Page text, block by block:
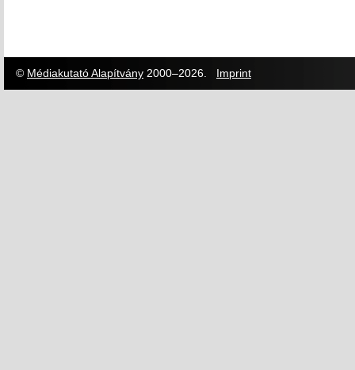
© Médiakutató Alapítvány 2000–2026. Imprint